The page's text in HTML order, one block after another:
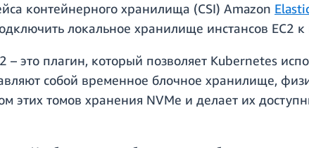
контейнерного хранилища (CSI) Amazon
локальное хранилище инстансов EC2 к
это плагин, который позволяет Kubernetes
собой временное блочное хранилище,
этих томов хранения NVMe и делает их